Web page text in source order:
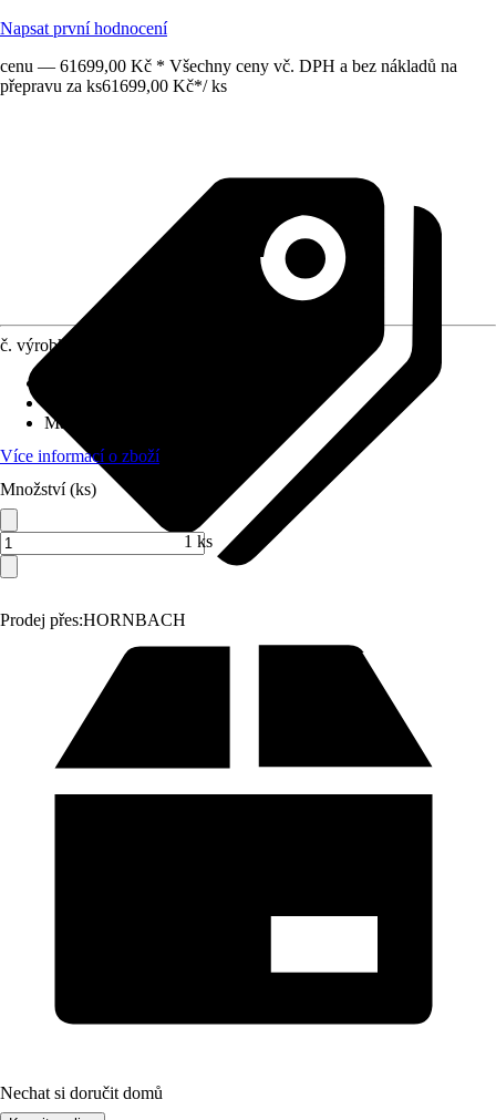
Napsat první hodnocení
cenu — 61699,00 Kč * Všechny ceny vč. DPH a bez nákladů na
přepravu za ks61699,00 Kč*/ ks
Prodej přes:HORNBACH
č. výrobku
Materiál
Více informací o zboží
Množství (ks)
1 ks
Nechat si doručit domů